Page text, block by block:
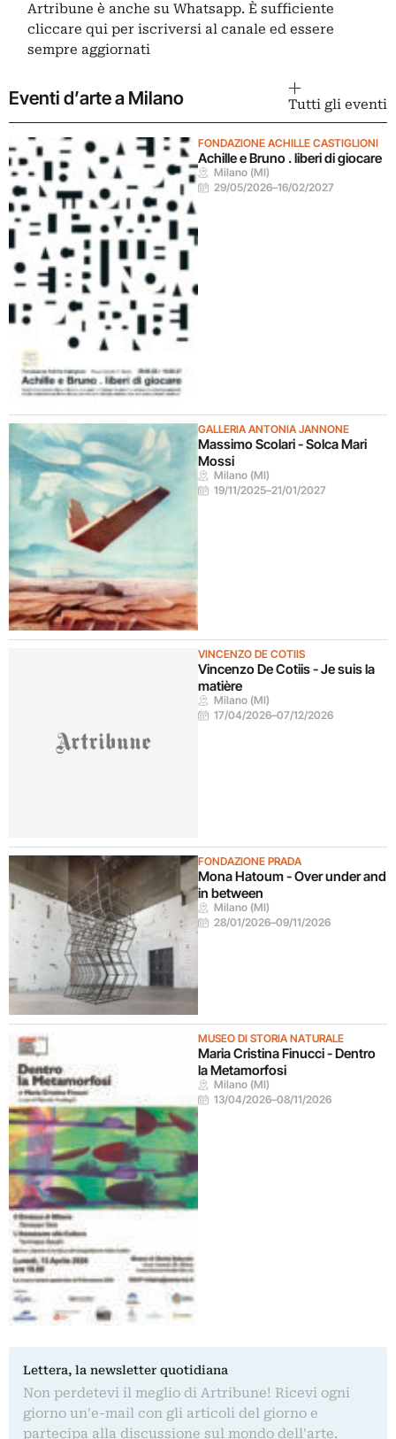
Artribune è anche su Whatsapp. È sufficiente
cliccare qui per iscriversi al canale ed essere
sempre aggiornati
Eventi d’arte a Milano Tutti gli eventi
FONDAZIONE ACHILLE CASTIGLIONI
Achille e Bruno . liberi di giocare
Milano (MI)
29/05/2026–16/02/2027
GALLERIA ANTONIA JANNONE
Massimo Scolari - Solca Mari
Mossi
Milano (MI)
19/11/2025–21/01/2027
VINCENZO DE COTIIS
Vincenzo De Cotiis - Je suis la
matière
Milano (MI)
17/04/2026–07/12/2026
FONDAZIONE PRADA
Mona Hatoum - Over under and
in between
Milano (MI)
28/01/2026–09/11/2026
MUSEO DI STORIA NATURALE
Maria Cristina Finucci - Dentro
la Metamorfosi
Milano (MI)
13/04/2026–08/11/2026
Lettera, la newsletter quotidiana
Non perdetevi il meglio di Artribune! Ricevi ogni
giorno un'e-mail con gli articoli del giorno e
partecipa alla discussione sul mondo dell'arte.